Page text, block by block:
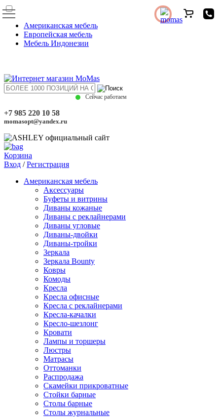
Американская мебель
Европейская мебель
Мебель Индонезии
Сейчас работаем
+7 985 220 10 58
momasopt@yandex.ru
Корзина
Вход /Регистрация
Американская мебель
Аксессуары
Буфеты и витрины
Диваны кожаные
Диваны с реклайнерами
Диваны угловые
Диваны-двойки
Диваны-тройки
Зеркала
Зеркала Bounty
Ковры
Комоды
Кресла
Кресла офисные
Кресла с реклайнерами
Кресла-качалки
Кресло-шезлонг
Кровати
Лампы и торшеры
Люстры
Матрасы
Оттоманки
Распродажа
Скамейки прикроватные
Стойки барные
Столы барные
Столы журнальные